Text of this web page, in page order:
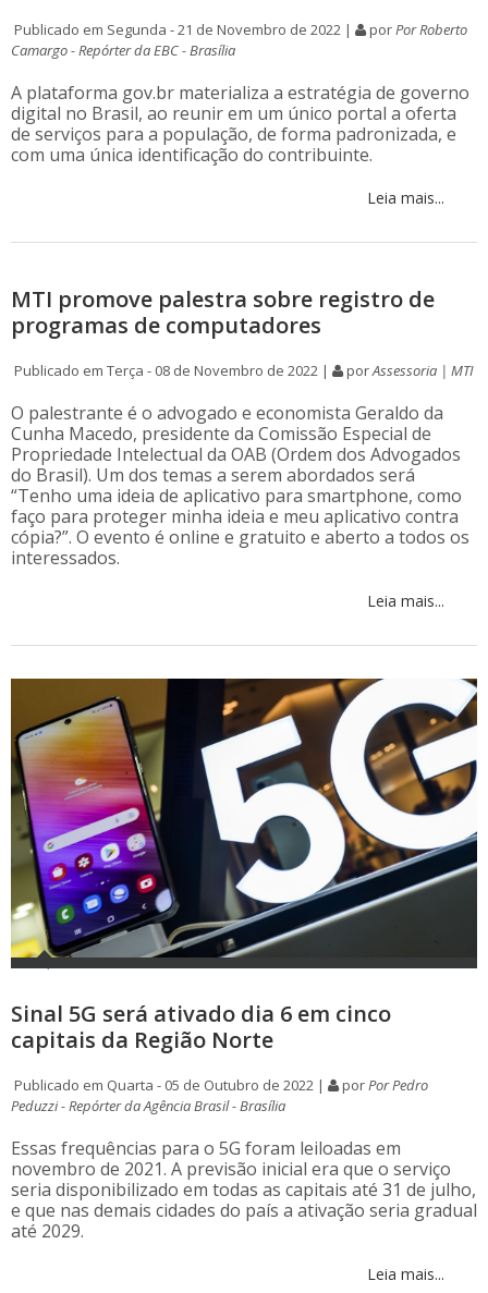
Publicado em Segunda - 21 de Novembro de 2022 | porPor Roberto
Camargo - Repórter da EBC - Brasília
A plataforma gov.br materializa a estratégia de governo
digital no Brasil, ao reunir em um único portal a oferta
de serviços para a população, de forma padronizada, e
com uma única identificação do contribuinte.
Leia mais...
MTI promove palestra sobre registro de
programas de computadores
Publicado em Terça - 08 de Novembro de 2022 | porAssessoria | MTI
O palestrante é o advogado e economista Geraldo da
Cunha Macedo, presidente da Comissão Especial de
Propriedade Intelectual da OAB (Ordem dos Advogados
do Brasil). Um dos temas a serem abordados será
“Tenho uma ideia de aplicativo para smartphone, como
faço para proteger minha ideia e meu aplicativo contra
cópia?”. O evento é online e gratuito e aberto a todos os
interessados.
Leia mais...
Sinal 5G será ativado dia 6 em cinco
capitais da Região Norte
Publicado em Quarta - 05 de Outubro de 2022 | porPor Pedro
Peduzzi - Repórter da Agência Brasil - Brasília
Essas frequências para o 5G foram leiloadas em
novembro de 2021. A previsão inicial era que o serviço
seria disponibilizado em todas as capitais até 31 de julho,
e que nas demais cidades do país a ativação seria gradual
até 2029.
Leia mais...